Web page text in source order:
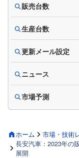
ホーム
市場・技術
長安汽車：2023年の
展開
販売台数
生産台数
更新メール設定
ニュース
市場予測